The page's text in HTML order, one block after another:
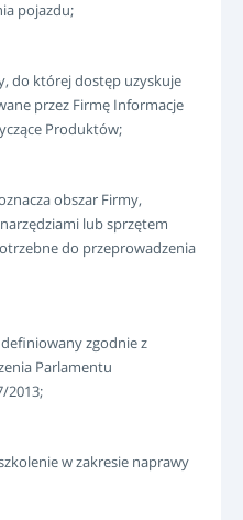
pojazdu;
do której dostęp uzyskuje
przez Firmę Informacje
Produktów;
obszar Firmy,
lub sprzętem
do przeprowadzenia
zgodnie z
Parlamentu
2013;
w zakresie naprawy